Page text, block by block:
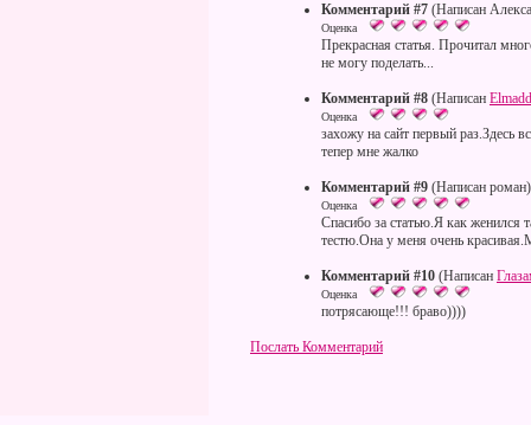
Комментарий #7 (Написан
Оценка
Прекрасная статья. Прочитал
не могу поделать...
Комментарий #8 (Написан
Оценка
захожу на сайт первый раз.Здесь
тепер мне жалко
Комментарий #9 (Написан роман)
Оценка
Спасибо за статью.Я как женился
тестю.Она у меня очень
Комментарий #10 (Написан
Оценка
потрясающе!!! браво))))
Послать Комментарий